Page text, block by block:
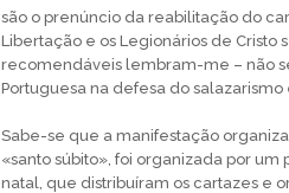
são o prenúncio da reabilitação do
Libertação e os Legionários de Cristo
recomendáveis lembram-me – não
Portuguesa na defesa do
Sabe-se que a manifestação
«santo súbito», foi organizada por
natal, que distribuíram os cartazes e